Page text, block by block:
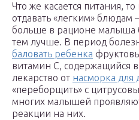
Что же касается питания,
отдавать «легким»
больше в рационе малыша
тем лучше. В период
баловать ребенка
витамин C, содержащийся
лекарство от насморка для
«переборщить» с
многих малышей
реакции на них.